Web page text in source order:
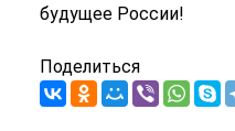
будущее России!
Поделиться